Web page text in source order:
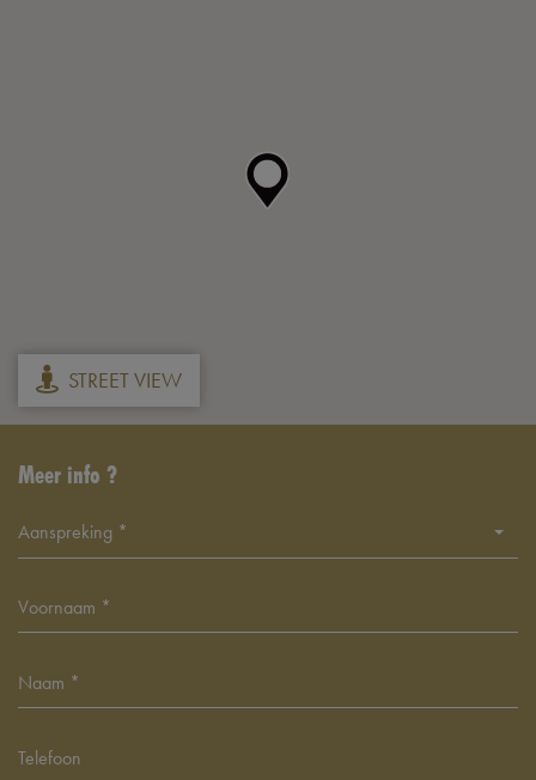
STREET VIEW
Meer info ?
Aanspreking *